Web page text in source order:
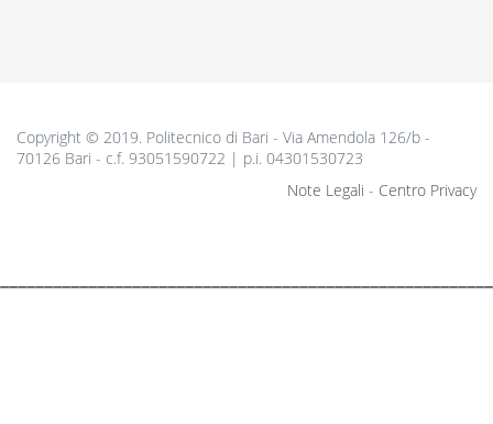
Copyright © 2019. Politecnico di Bari - Via Amendola 126/b -
70126 Bari - c.f. 93051590722 | p.i. 04301530723
Note Legali - Centro Privacy